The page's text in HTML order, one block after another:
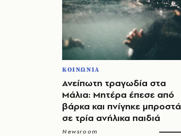
ΚΟΙΝΩΝΙΑ
Ανείπωτη τραγωδία στα
Μάλια: Μητέρα έπεσε από
βάρκα και πνίγηκε μπροστά
σε τρία ανήλικα παιδιά
Newsroom